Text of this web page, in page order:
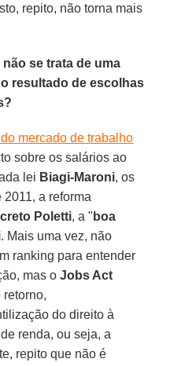
repito, não torna mais
se trata de uma
resultado de escolhas
mercado de trabalho
sobre os salários ao
lei Biagi-Maroni, os
2011, a reforma
Poletti, a " boa
. Mais uma vez, não
ranking para entender
mas oJobs Act
do direito à
renda, ou seja, a
repito que não é